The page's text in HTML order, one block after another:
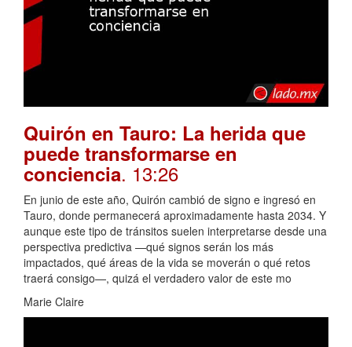
Quirón en Tauro: La herida que
puede transformarse en
conciencia. 13:26
En junio de este año, Quirón cambió de signo e ingresó en
Tauro, donde permanecerá aproximadamente hasta 2034. Y
aunque este tipo de tránsitos suelen interpretarse desde una
perspectiva predictiva —qué signos serán los más
impactados, qué áreas de la vida se moverán o qué retos
traerá consigo—, quizá el verdadero valor de este mo
Marie Claire